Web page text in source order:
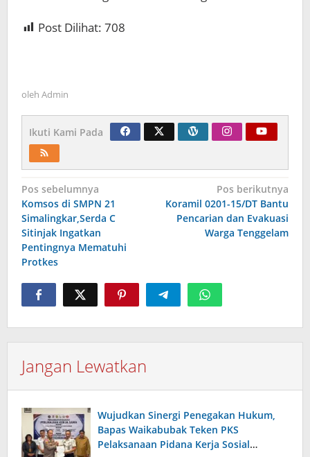
Post Dilihat: 708
oleh Admin
Ikuti Kami Pada
Navigasi
pos
Pos sebelumnya
Komsos di SMPN 21
Simalingkar,Serda C
Sitinjak Ingatkan
Pentingnya Mematuhi
Protkes
Pos berikutnya
Koramil 0201-15/DT Bantu
Pencarian dan Evakuasi
Warga Tenggelam
Jangan Lewatkan
Wujudkan Sinergi Penegakan Hukum,
Bapas Waikabubak Teken PKS
Pelaksanaan Pidana Kerja Sosial